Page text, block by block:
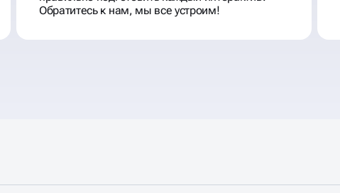
Обратитесь к нам, мы все устроим!